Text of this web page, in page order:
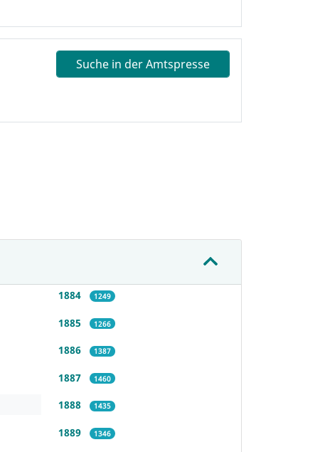
Suche in der Amtspresse
1884 1249
1885 1266
1886 1387
1887 1460
1888 1435
1889 1346